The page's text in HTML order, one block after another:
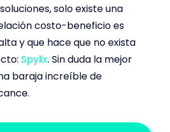
solo existe una
costo-beneficio es
y que hace que no exista
Spylix. Sin duda la mejor
baraja increíble de